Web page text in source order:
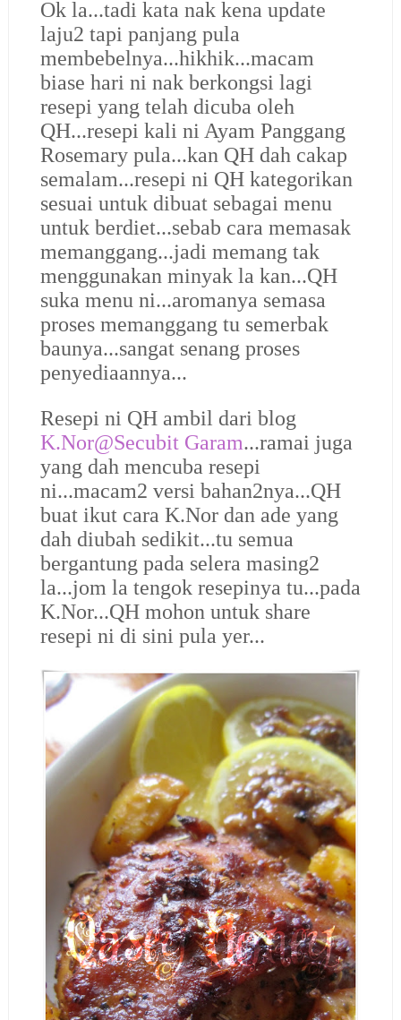
Ok la...tadi kata nak kena update
laju2 tapi panjang pula
membebelnya...hikhik...macam
biase hari ni nak berkongsi lagi
resepi yang telah dicuba oleh
QH...resepi kali ni Ayam Panggang
Rosemary pula...kan QH dah cakap
semalam...resepi ni QH kategorikan
sesuai untuk dibuat sebagai menu
untuk berdiet...sebab cara memasak
memanggang...jadi memang tak
menggunakan minyak la kan...QH
suka menu ni...aromanya semasa
proses memanggang tu semerbak
baunya...sangat senang proses
penyediaannya...
Resepi ni QH ambil dari blog
K.Nor@Secubit Garam...ramai juga
yang dah mencuba resepi
ni...macam2 versi bahan2nya...QH
buat ikut cara K.Nor dan ade yang
dah diubah sedikit...tu semua
bergantung pada selera masing2
la...jom la tengok resepinya tu...pada
K.Nor...QH mohon untuk share
resepi ni di sini pula yer...